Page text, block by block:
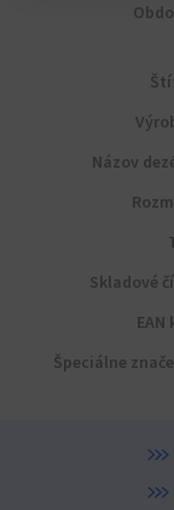
Názov
Skladové
EAN
Špeciálne